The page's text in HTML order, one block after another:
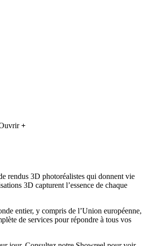
+
rendus 3D photoréalistes qui donnent vie
3D capturent l’essence de chaque
entier, y compris de l’Union européenne,
de services pour répondre à tous vos